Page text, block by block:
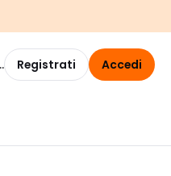
Registrati Accedi